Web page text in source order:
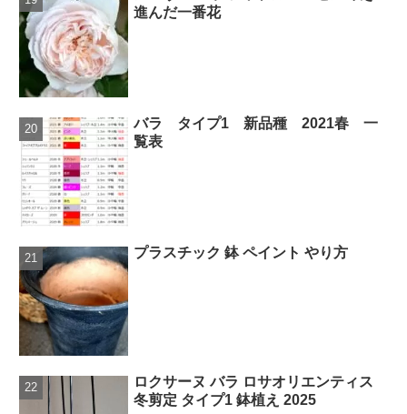
進んだ一番花
バラ タイプ1 新品種 2021春 一
覧表
プラスチック 鉢 ペイント やり方
ロクサーヌ バラ ロサオリエンティス
冬剪定 タイプ1 鉢植え 2025